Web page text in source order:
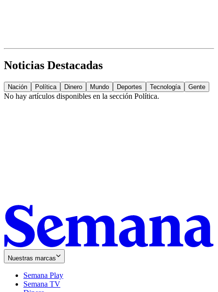
Noticias Destacadas
Nación Política Dinero Mundo Deportes Tecnología Gente
No hay artículos disponibles en la sección Política.
Nuestras marcas
Semana Play
Semana TV